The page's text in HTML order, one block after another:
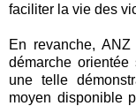
faciliter la vie des
En revanche,
démarche
une telle
moyen disponible